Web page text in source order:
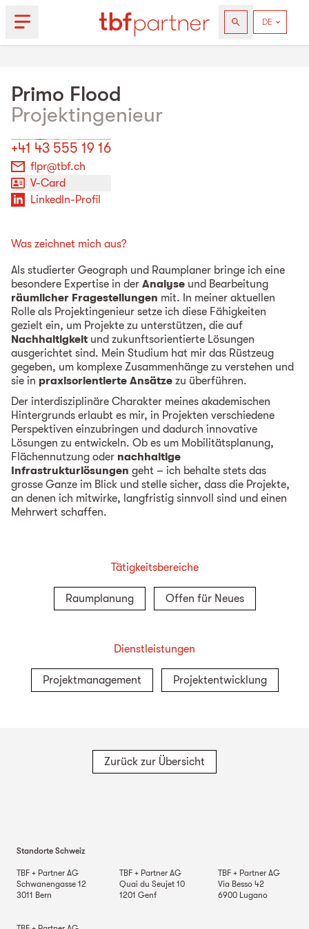
Primo Flood
Projektingenieur
+41 43 555 19 16
flpr@tbf.ch
V-Card
LinkedIn-Profil
Was zeichnet mich aus?
Als studierter Geograph und Raumplaner bringe ich eine
besondere Expertise in der Analyse und Bearbeitung
räumlicher Fragestellungen mit. In meiner aktuellen
Rolle als Projektingenieur setze ich diese Fähigkeiten
gezielt ein, um Projekte zu unterstützen, die auf
Nachhaltigkeit und zukunftsorientierte Lösungen
ausgerichtet sind. Mein Studium hat mir das Rüstzeug
gegeben, um komplexe Zusammenhänge zu verstehen und
sie in praxisorientierte Ansätze zu überführen.
Der interdisziplinäre Charakter meines akademischen
Hintergrunds erlaubt es mir, in Projekten verschiedene
Perspektiven einzubringen und dadurch innovative
Lösungen zu entwickeln. Ob es um Mobilitätsplanung,
Flächennutzung oder nachhaltige
Infrastrukturlösungen geht – ich behalte stets das
grosse Ganze im Blick und stelle sicher, dass die Projekte,
an denen ich mitwirke, langfristig sinnvoll sind und einen
Mehrwert schaffen.
Tätigkeitsbereiche
Raumplanung Offen für Neues
Dienstleistungen
Projektmanagement Projektentwicklung
Zurück zur Übersicht
Standorte Schweiz
TBF + Partner AG
Schwanengasse 12
3011 Bern
TBF + Partner AG
Quai du Seujet 10
1201 Genf
TBF + Partner AG
Via Besso 42
6900 Lugano